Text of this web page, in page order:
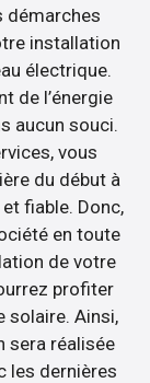
démarches
installation
électrique.
de l’énergie
aucun souci.
vous
du début à
fiable. Donc,
en toute
de votre
profiter
solaire. Ainsi,
sera réalisée
les dernières